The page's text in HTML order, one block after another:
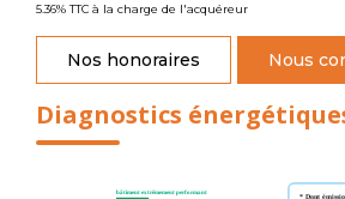
5.36% TTC à la charge de l'acquéreur
Nos honoraires Nous
Diagnostics